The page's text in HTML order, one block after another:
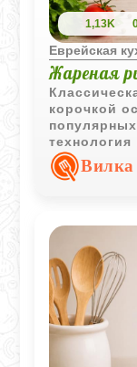
1,13K
Еврейская
Жареная
корочкой
технология
сохранить
Вилка